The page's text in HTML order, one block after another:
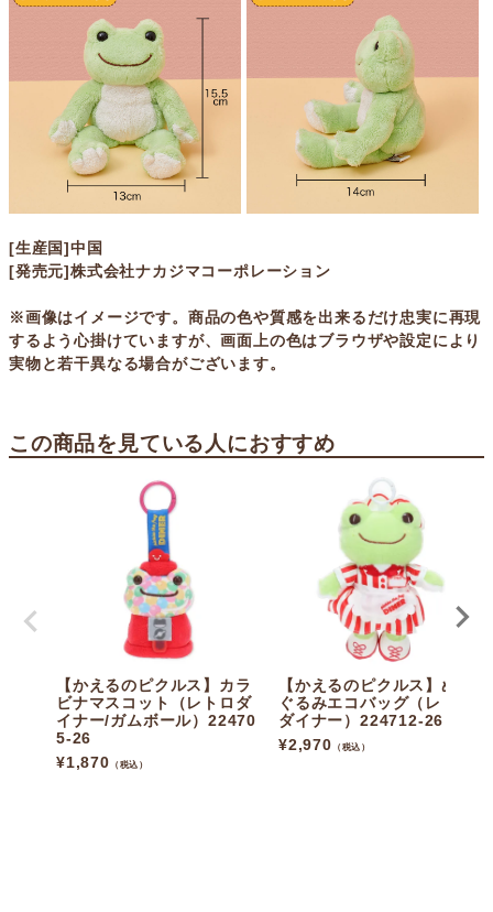
[生産国]中国
[発売元]株式会社ナカジマコーポレーション
※画像はイメージです。商品の色や質感を出来るだけ忠実に再現
するよう心掛けていますが、画面上の色はブラウザや設定により
実物と若干異なる場合がございます。
この商品を見ている人におすすめ
【かえるのピクルス】カラ
ビナマスコット（レトロダ
イナー/ガムボール）22470
5-26
¥1,870 （税込）
【かえるのピクルス】ぬい
ぐるみエコバッグ（レトロ
ダイナー）224712-26
¥2,970 （税込）